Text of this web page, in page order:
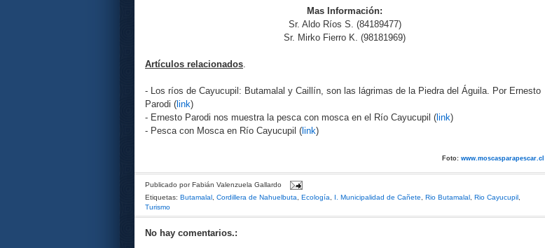
Mas Información:
Sr. Aldo Ríos S. (84189477)
Sr. Mirko Fierro K. (98181969)
Artículos relacionados
- Los ríos de Cayucupil: Butamalal y Caillín, son las lágrimas de la Piedra del Águila. Por Ernesto
Parodi (link)
- Ernesto Parodi nos muestra la pesca con mosca en el Río Cayucupil (link)
- Pesca con Mosca en Río Cayucupil (link)
Foto: www.moscasparapescar.cl
Publicado porFabián Valenzuela Gallardo
Etiquetas: Butamalal Cordillera de Nahuelbuta Ecología I. Municipalidad de Cañete Rio Butamalal Rio Cayucupil
Turismo
No hay comentarios.: